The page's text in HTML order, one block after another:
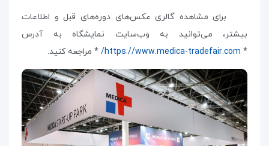
برای مشاهده گالری عکس‌های دوره‌های قبل و اطلاعات
بیشتر، می‌توانید به وب‌سایت نمایشگاه به آدرس
*
https://www.medica-tradefair.com/ * مراجعه کنید.